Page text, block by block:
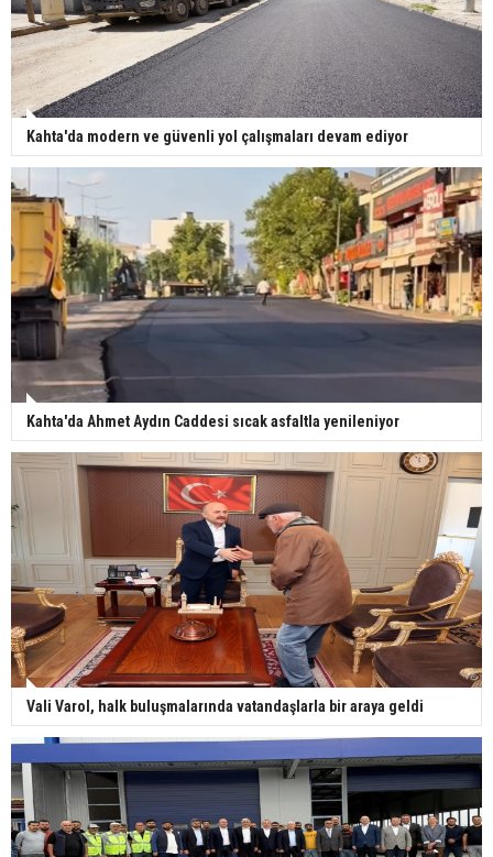
Kahta'da modern ve güvenli yol çalışmaları devam ediyor
Kahta'da Ahmet Aydın Caddesi sıcak asfaltla yenileniyor
Vali Varol, halk buluşmalarında vatandaşlarla bir araya geldi